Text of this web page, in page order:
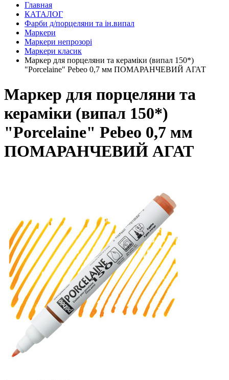
Главная
КАТАЛОГ
Фарби д/порцеляни та ін.випал
Маркери
Маркери непрозорі
Маркери класик
Маркер для порцеляни та кераміки (випал 150*)
"Porcelaine" Pebeo 0,7 мм ПОМАРАНЧЕВИЙ АГАТ
Маркер для порцеляни та
кераміки (випал 150*)
"Porcelaine" Pebeo 0,7 мм
ПОМАРАНЧЕВИЙ АГАТ